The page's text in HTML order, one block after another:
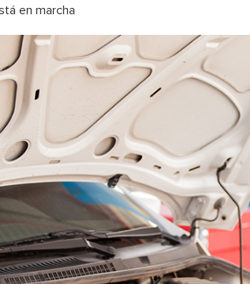
en marcha